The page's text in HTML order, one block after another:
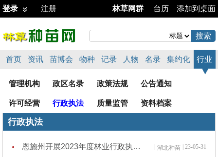
登录 注册 林草网群 台历 添加到桌面
首页 资讯 苗博会 物种 记录 人物 名录 集约化 行业
管理机构 政区名录 政策法规 公告通知
许可经营 行政执法 质量监管 资料档案
行政执法
恩施州开展2023年度林业行政执法案卷评查 湖北种苗 | 23-05-31